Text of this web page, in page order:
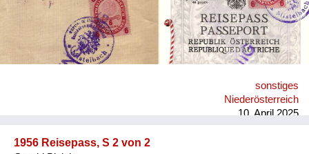
Fluchtgeschichten
Familiengeschichten
Schule und Ausbildung
Wohnen
sonstiges
Niederösterreich
10. April 2025
1956 Reisepass, S 2 von 2